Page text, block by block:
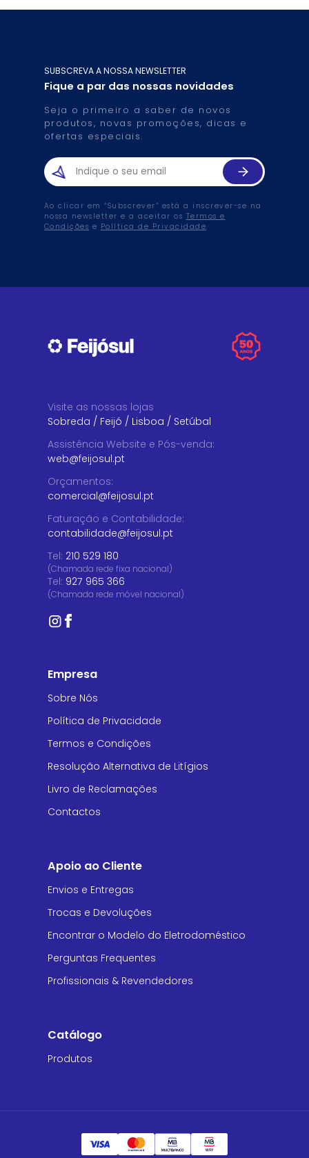
SUBSCREVA A NOSSA NEWSLETTER
Fique a par das nossas novidades
Seja o primeiro a saber de novos
produtos, novas promoções, dicas e
ofertas especiais.
Ao clicar em “Subscrever” está a inscrever-se na
nossa newsletter e a aceitar os Termos e
Condições e Política de Privacidade.
Visite as nossas lojas
Sobreda / Feijó / Lisboa / Setúbal
Assistência Website e Pós-venda:
web@feijosul.pt
Orçamentos:
comercial@feijosul.pt
Faturação e Contabilidade:
contabilidade@feijosul.pt
Tel: 210 529 180
(Chamada rede fixa nacional)
Tel: 927 965 366
(Chamada rede móvel nacional)
Empresa
Sobre Nós
Política de Privacidade
Termos e Condições
Resolução Alternativa de Litígios
Livro de Reclamações
Contactos
Apoio ao Cliente
Envios e Entregas
Trocas e Devoluções
Encontrar o Modelo do Eletrodoméstico
Perguntas Frequentes
Profissionais & Revendedores
Catálogo
Produtos